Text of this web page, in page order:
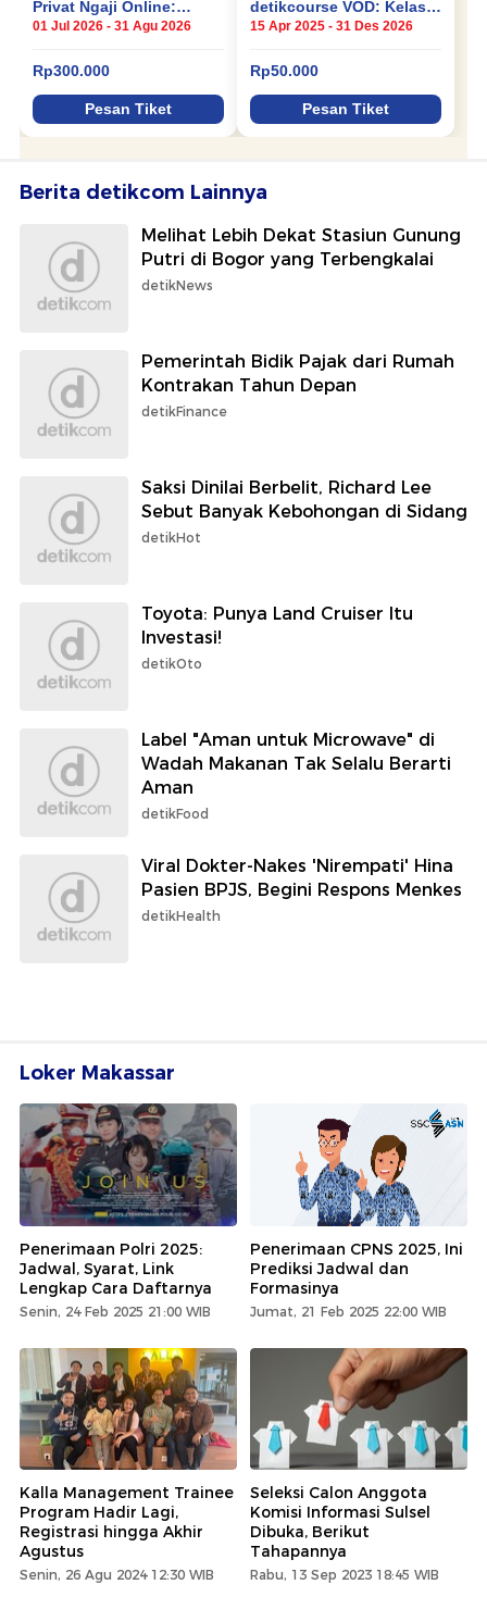
Berita detikcom Lainnya
Melihat Lebih Dekat Stasiun Gunung
Putri di Bogor yang Terbengkalai
detikNews
Pemerintah Bidik Pajak dari Rumah
Kontrakan Tahun Depan
detikFinance
Saksi Dinilai Berbelit, Richard Lee
Sebut Banyak Kebohongan di Sidang
detikHot
Toyota: Punya Land Cruiser Itu
Investasi!
detikOto
Label "Aman untuk Microwave" di
Wadah Makanan Tak Selalu Berarti
Aman
detikFood
Viral Dokter-Nakes 'Nirempati' Hina
Pasien BPJS, Begini Respons Menkes
detikHealth
Loker Makassar
Penerimaan Polri 2025:
Jadwal, Syarat, Link
Lengkap Cara Daftarnya
Senin, 24 Feb 2025 21:00 WIB
Penerimaan CPNS 2025, Ini
Prediksi Jadwal dan
Formasinya
Jumat, 21 Feb 2025 22:00 WIB
Kalla Management Trainee
Program Hadir Lagi,
Registrasi hingga Akhir
Agustus
Senin, 26 Agu 2024 12:30 WIB
Seleksi Calon Anggota
Komisi Informasi Sulsel
Dibuka, Berikut
Tahapannya
Rabu, 13 Sep 2023 18:45 WIB